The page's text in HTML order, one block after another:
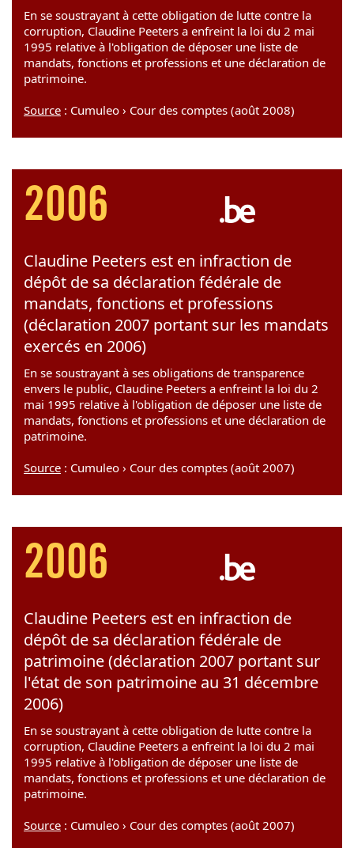
En se soustrayant à cette obligation de lutte contre la
corruption, Claudine Peeters a enfreint la loi du 2 mai
1995 relative à l'obligation de déposer une liste de
mandats, fonctions et professions et une déclaration de
patrimoine.
Source : Cumuleo › Cour des comptes (août 2008)
2006
Claudine Peeters est en infraction de
dépôt de sa déclaration fédérale de
mandats, fonctions et professions
(déclaration 2007 portant sur les mandats
exercés en 2006)
En se soustrayant à ses obligations de transparence
envers le public, Claudine Peeters a enfreint la loi du 2
mai 1995 relative à l'obligation de déposer une liste de
mandats, fonctions et professions et une déclaration de
patrimoine.
Source : Cumuleo › Cour des comptes (août 2007)
2006
Claudine Peeters est en infraction de
dépôt de sa déclaration fédérale de
patrimoine (déclaration 2007 portant sur
l'état de son patrimoine au 31 décembre
2006)
En se soustrayant à cette obligation de lutte contre la
corruption, Claudine Peeters a enfreint la loi du 2 mai
1995 relative à l'obligation de déposer une liste de
mandats, fonctions et professions et une déclaration de
patrimoine.
Source : Cumuleo › Cour des comptes (août 2007)